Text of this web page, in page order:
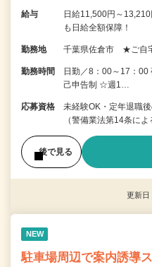
給与
日給11,500円～
も日給全額保障！
勤務地 千葉県佐倉市 ★ご自
勤務時間
日勤／8：00～17：
己申告制 ☆週1…
応募資格
未経験OK・定年退職
（警備業法第14条に
後で見る
更新
NEW
駐車場周辺で案内誘導